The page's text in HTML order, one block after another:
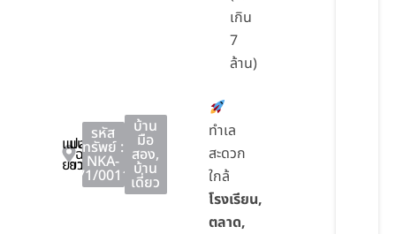
แปลง
ยาว
แปลง
ยาว
ฉะเชิงเทรา
รหัส
ทรัพย์ :
NKA-
71/0011
บ้าน
มือ
สอง,
บ้าน
เดี่ยว
เกิน
7
ล้าน)
ทำเล
สะดวก
ใกล้
โรงเรียน,
ตลาด,